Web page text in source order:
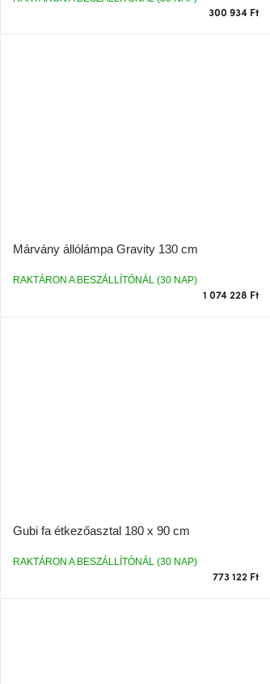
300 934 Ft
Márvány állólámpa Gravity 130 cm
RAKTÁRON A BESZÁLLÍTÓNÁL (30 NAP)
1 074 228 Ft
Gubi fa étkezőasztal 180 x 90 cm
RAKTÁRON A BESZÁLLÍTÓNÁL (30 NAP)
773 122 Ft